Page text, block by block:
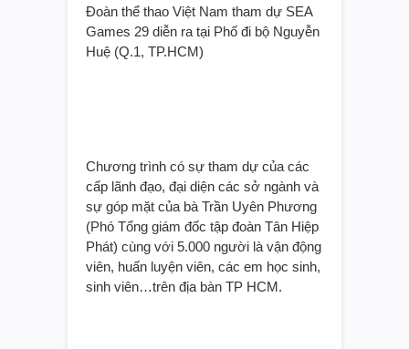
Đoàn thể thao Việt Nam tham dự SEA
Games 29 diễn ra tại Phố đi bộ Nguyễn
Huệ (Q.1, TP.HCM)
Chương trình có sự tham dự của các
cấp lãnh đạo, đại diện các sở ngành và
sự góp mặt của bà Trần Uyên Phương
(Phó Tổng giám đốc tập đoàn Tân Hiệp
Phát) cùng với 5.000 người là vận động
viên, huấn luyện viên, các em học sinh,
sinh viên…trên địa bàn TP HCM.